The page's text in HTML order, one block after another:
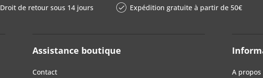
Droit de retour sous 14 jours Expédition gratuite à partir de 50€
Assistance boutique
Contact
A propos